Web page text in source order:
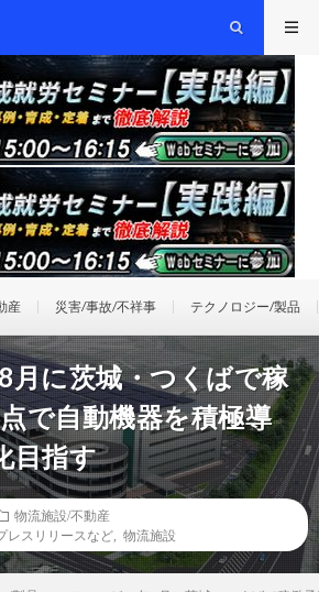
産 災害/事故/不祥事 テクノロジー/製品
月に茨城・つくばで稼
で自動機器を積極導
目指す
物流施設/不動産
レスリリースなど 物流施設